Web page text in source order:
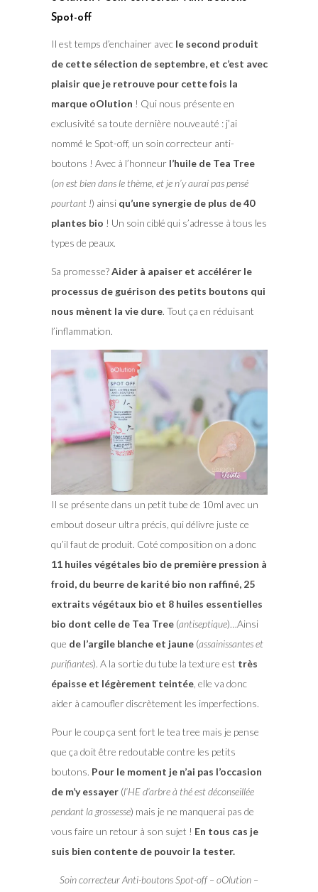
Spot-off
Il est temps d’enchainer avec le second produit
de cette sélection de septembre, et c’est avec
plaisir que je retrouve pour cette fois la
marque oOlution ! Qui nous présente en
exclusivité sa toute dernière nouveauté : j’ai
nommé le Spot-off, un soin correcteur anti-
boutons ! Avec à l’honneur l’huile de Tea Tree
(on est bien dans le thème, et je n’y aurai pas pensé
pourtant !) ainsiqu’une synergie de plus de 40
plantes bio ! Un soin ciblé qui s’adresse à tous les
types de peaux.
Sa promesse?Aider à apaiser et accélérer le
processus de guérison des petits boutons qui
nous mènent la vie dure. Tout ça en réduisant
l’inflammation.
Il se présente dans un petit tube de 10ml avec un
embout doseur ultra précis, qui délivre juste ce
qu’il faut de produit. Coté composition on a donc
11 huiles végétales bio de première pression à
froid, du beurre de karité bio non raffiné, 25
extraits végétaux bio et 8 huiles essentielles
bio dont celle de Tea Tree(antiseptique)…Ainsi
que de l’argile blanche et jaune(assainissantes et
purifiantes). A la sortie du tube la texture est très
épaisse et légèrement teintée, elle va donc
aider à camoufler discrètement les imperfections.
Pour le coup ça sent fort le tea tree mais je pense
que ça doit être redoutable contre les petits
boutons. Pour le moment je n’ai pas l’occasion
de m’y essayer(l’HE d’arbre à thé est déconseillée
pendant la grossesse) mais je ne manquerai pas de
vous faire un retour à son sujet ! En tous cas je
suis bien contente de pouvoir la tester.
Soin correcteur Anti-boutons Spot-off – oOlution –